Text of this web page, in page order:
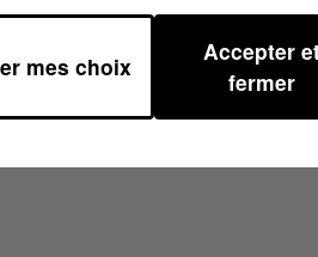
mes choix
Accepter
fermer